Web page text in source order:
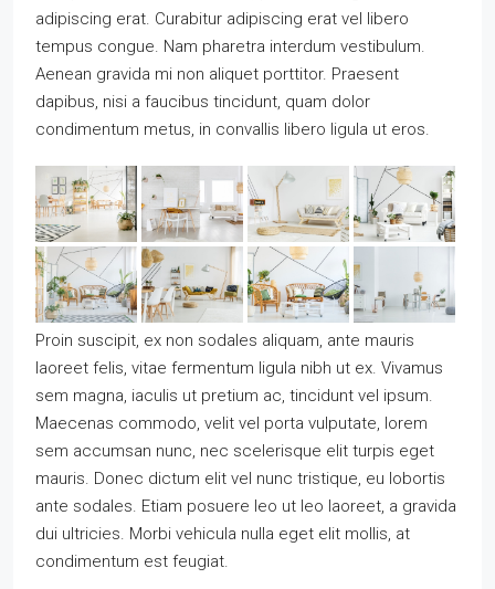
adipiscing erat. Curabitur adipiscing erat vel libero
tempus congue. Nam pharetra interdum vestibulum.
Aenean gravida mi non aliquet porttitor. Praesent
dapibus, nisi a faucibus tincidunt, quam dolor
condimentum metus, in convallis libero ligula ut eros.
Proin suscipit, ex non sodales aliquam, ante mauris
laoreet felis, vitae fermentum ligula nibh ut ex. Vivamus
sem magna, iaculis ut pretium ac, tincidunt vel ipsum.
Maecenas commodo, velit vel porta vulputate, lorem
sem accumsan nunc, nec scelerisque elit turpis eget
mauris. Donec dictum elit vel nunc tristique, eu lobortis
ante sodales. Etiam posuere leo ut leo laoreet, a gravida
dui ultricies. Morbi vehicula nulla eget elit mollis, at
condimentum est feugiat.